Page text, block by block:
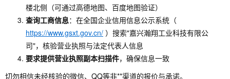
楼北侧（可通过高德地图、百度地图验证）
查询工商信息：在全国企业信用信息公示系统（
https://www.gsxt.gov.cn/ ）搜索"嘉兴瀚翔工业科技有限公
司"，核验营业执照与法定代表人信息
要求提供营业执照副本扫描件，确保信息一致
切勿相信未经核验的微信、QQ等非**渠道的报价与承诺。